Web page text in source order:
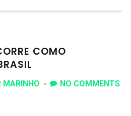
COMO
MARINHO NO COMMENTS